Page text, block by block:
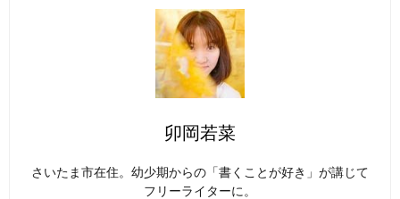
卯岡若菜
さいたま市在住。幼少期からの「書くことが好き」が講じて
フリーライターに。